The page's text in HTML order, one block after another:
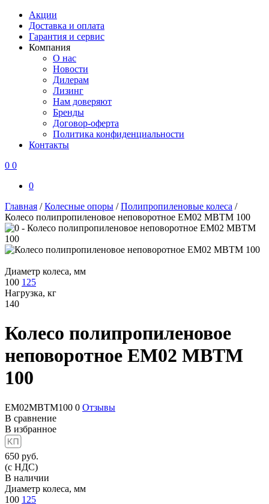
Акции
Доставка и оплата
Гарантия и сервис
Компания
О нас
Новости
Дилерам
Лизинг
Нам доверяют
Бренды
Договор-оферта
Политика конфиденциальности
Контакты
0 0
0
Главная /Колесные опоры /Полипропиленовые колеса /
Колесо полипропиленовое неповоротное EM02 MBTM 100
Диаметр колеса, мм
100 125
Нагрузка, кг
140
Колесо полипропиленовое
неповоротное EM02 MBTM
100
EM02MBTM100 0 Отзывы
В сравнение
В избранное
650 руб.
(с НДС)
В наличии
Диаметр колеса, мм
100 125